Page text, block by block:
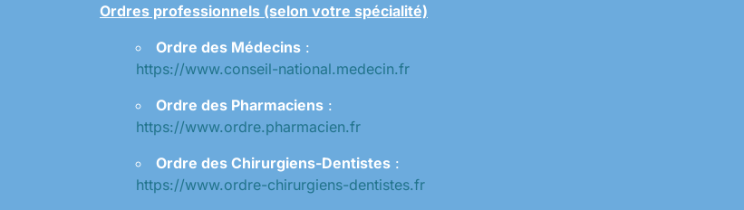
Ordres professionnels (selon votre spécialité)
Ordre des Médecins :
https://www.conseil-national.medecin.fr
Ordre des Pharmaciens :
https://www.ordre.pharmacien.fr
Ordre des Chirurgiens-Dentistes :
https://www.ordre-chirurgiens-dentistes.fr